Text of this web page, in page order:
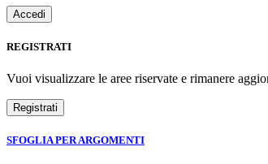
REGISTRATI
Vuoi visualizzare le aree riservate e rimanere
SFOGLIA PER ARGOMENTI